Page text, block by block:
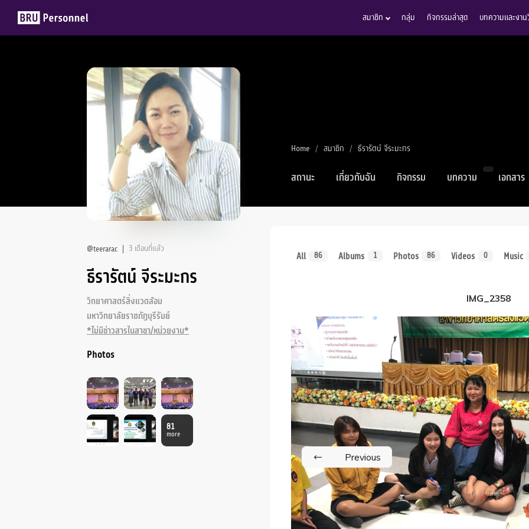
สมาชิก กลุ่ม กิจกรรมล่าสุด บทความและงา
@teerarac 3 เดือนที่แล้ว
ธีรารัตน์ จีระมะกร
วิทยาศาสตร์สิ่งแวดล้อม
มหาวิทยาลัยราชภัฏบุรีรัมย์
*ไม่มีข่าวสารในสาขา/หน่วยงาน*
Photos
81
more
Home สมาชิก ธีรารัตน์ จีระมะกร
สถานะ เกี่ยวกับฉัน กิจกรรม บทความ เอกสาร
All 86 Albums 1 Photos 86 Videos 0 Music
IMG_2358
Previous
Groups